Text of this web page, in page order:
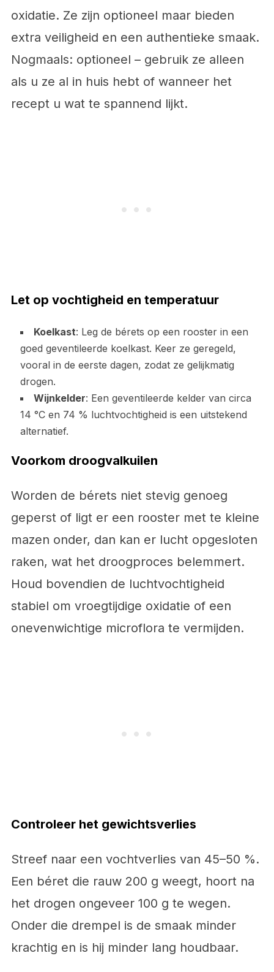
oxidatie. Ze zijn optioneel maar bieden
extra veiligheid en een authentieke smaak.
Nogmaals: optioneel – gebruik ze alleen
als u ze al in huis hebt of wanneer het
recept u wat te spannend lijkt.
Let op vochtigheid en temperatuur
Koelkast: Leg de bérets op een rooster in een
goed geventileerde koelkast. Keer ze geregeld,
vooral in de eerste dagen, zodat ze gelijkmatig
drogen.
Wijnkelder: Een geventileerde kelder van circa
14 °C en 74 % luchtvochtigheid is een uitstekend
alternatief.
Voorkom droogvalkuilen
Worden de bérets niet stevig genoeg
geperst of ligt er een rooster met te kleine
mazen onder, dan kan er lucht opgesloten
raken, wat het droogproces belemmert.
Houd bovendien de luchtvochtigheid
stabiel om vroegtijdige oxidatie of een
onevenwichtige microflora te vermijden.
Controleer het gewichtsverlies
Streef naar een vochtverlies van 45–50 %.
Een béret die rauw 200 g weegt, hoort na
het drogen ongeveer 100 g te wegen.
Onder die drempel is de smaak minder
krachtig en is hij minder lang houdbaar.